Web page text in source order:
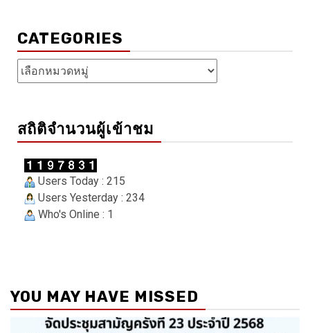
CATEGORIES
Categories
สถิติจำนวนผู้เข้าชม
Users Today : 215
Users Yesterday : 234
Who's Online : 1
YOU MAY HAVE MISSED